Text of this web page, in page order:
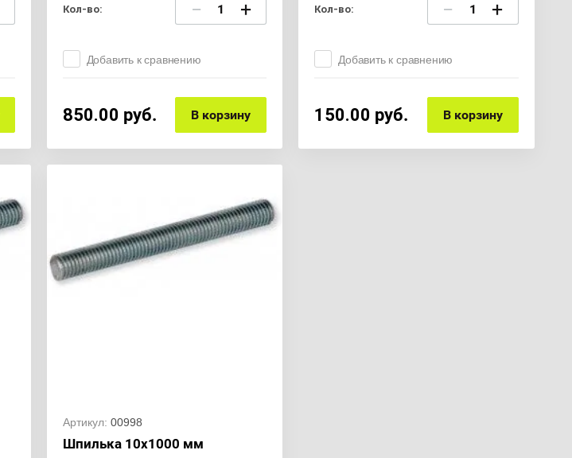
Кол-во: − +
Добавить к сравнению
850.00 руб. В корзину
Кол-во: − +
Добавить к сравнению
150.00 руб. В корзину
Артикул: 00998
Шпилька 10х1000 мм